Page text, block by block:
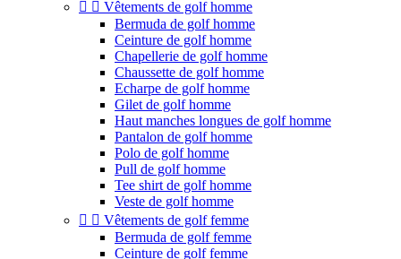
  Vêtements de golf homme
Bermuda de golf homme
Ceinture de golf homme
Chapellerie de golf homme
Chaussette de golf homme
Echarpe de golf homme
Gilet de golf homme
Haut manches longues de golf homme
Pantalon de golf homme
Polo de golf homme
Pull de golf homme
Tee shirt de golf homme
Veste de golf homme
  Vêtements de golf femme
Bermuda de golf femme
Ceinture de golf femme